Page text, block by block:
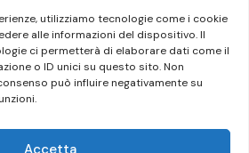
utilizziamo tecnologie come i cookie
alle informazioni del dispositivo. Il
ci permetterà di elaborare dati come il
o ID unici su questo sito. Non
può influire negativamente su
Accetta